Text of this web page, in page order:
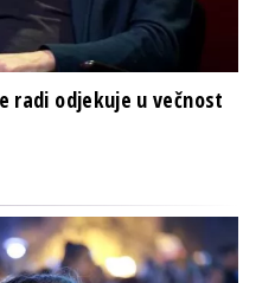
radi odjekuje u večnost